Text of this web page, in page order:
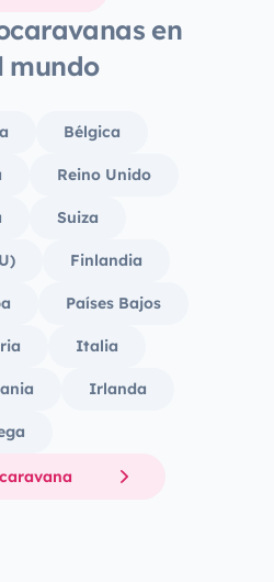
en
mundo
Bélgica
Reino Unido
Suiza
Finlandia
Países Bajos
Italia
Irlanda